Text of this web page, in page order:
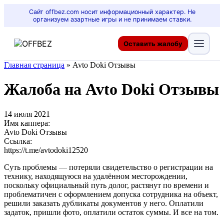
Сайт offbez.com носит информационный характер. Не
организуем азартные игры и не принимаем ставки.
Оставить жалобу
Главная страница » Avto Doki Отзывы
Жалоба на Avto Doki Отзывы
14 июля 2021
Имя каппера:
Avto Doki Отзывы
Ссылка:
https://t.me/avtodoki12520
Суть проблемы — потеряли свидетельство о регистрации на
технику, находящуюся на удалённом месторождении,
поскольку официальный путь долог, растянут по времени и
проблематичен с оформлением допуска сотрудника на объект,
решили заказать дубликаты документов у него. Оплатили
задаток, пришли фото, оплатили остаток суммы. И все на том.